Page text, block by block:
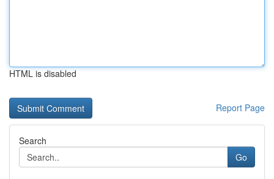
HTML is disabled
Report Page
Search
Go